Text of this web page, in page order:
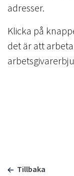
adresser.
Klicka på
det är att
Tillbaka